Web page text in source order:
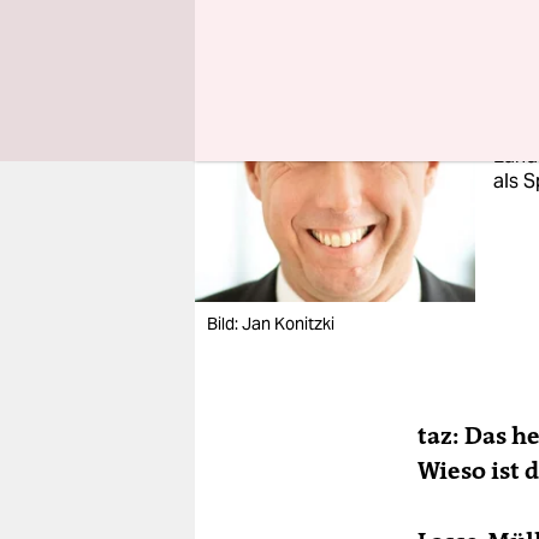
Bild: Jan Konitzki
als
taz: Das
Wieso ist